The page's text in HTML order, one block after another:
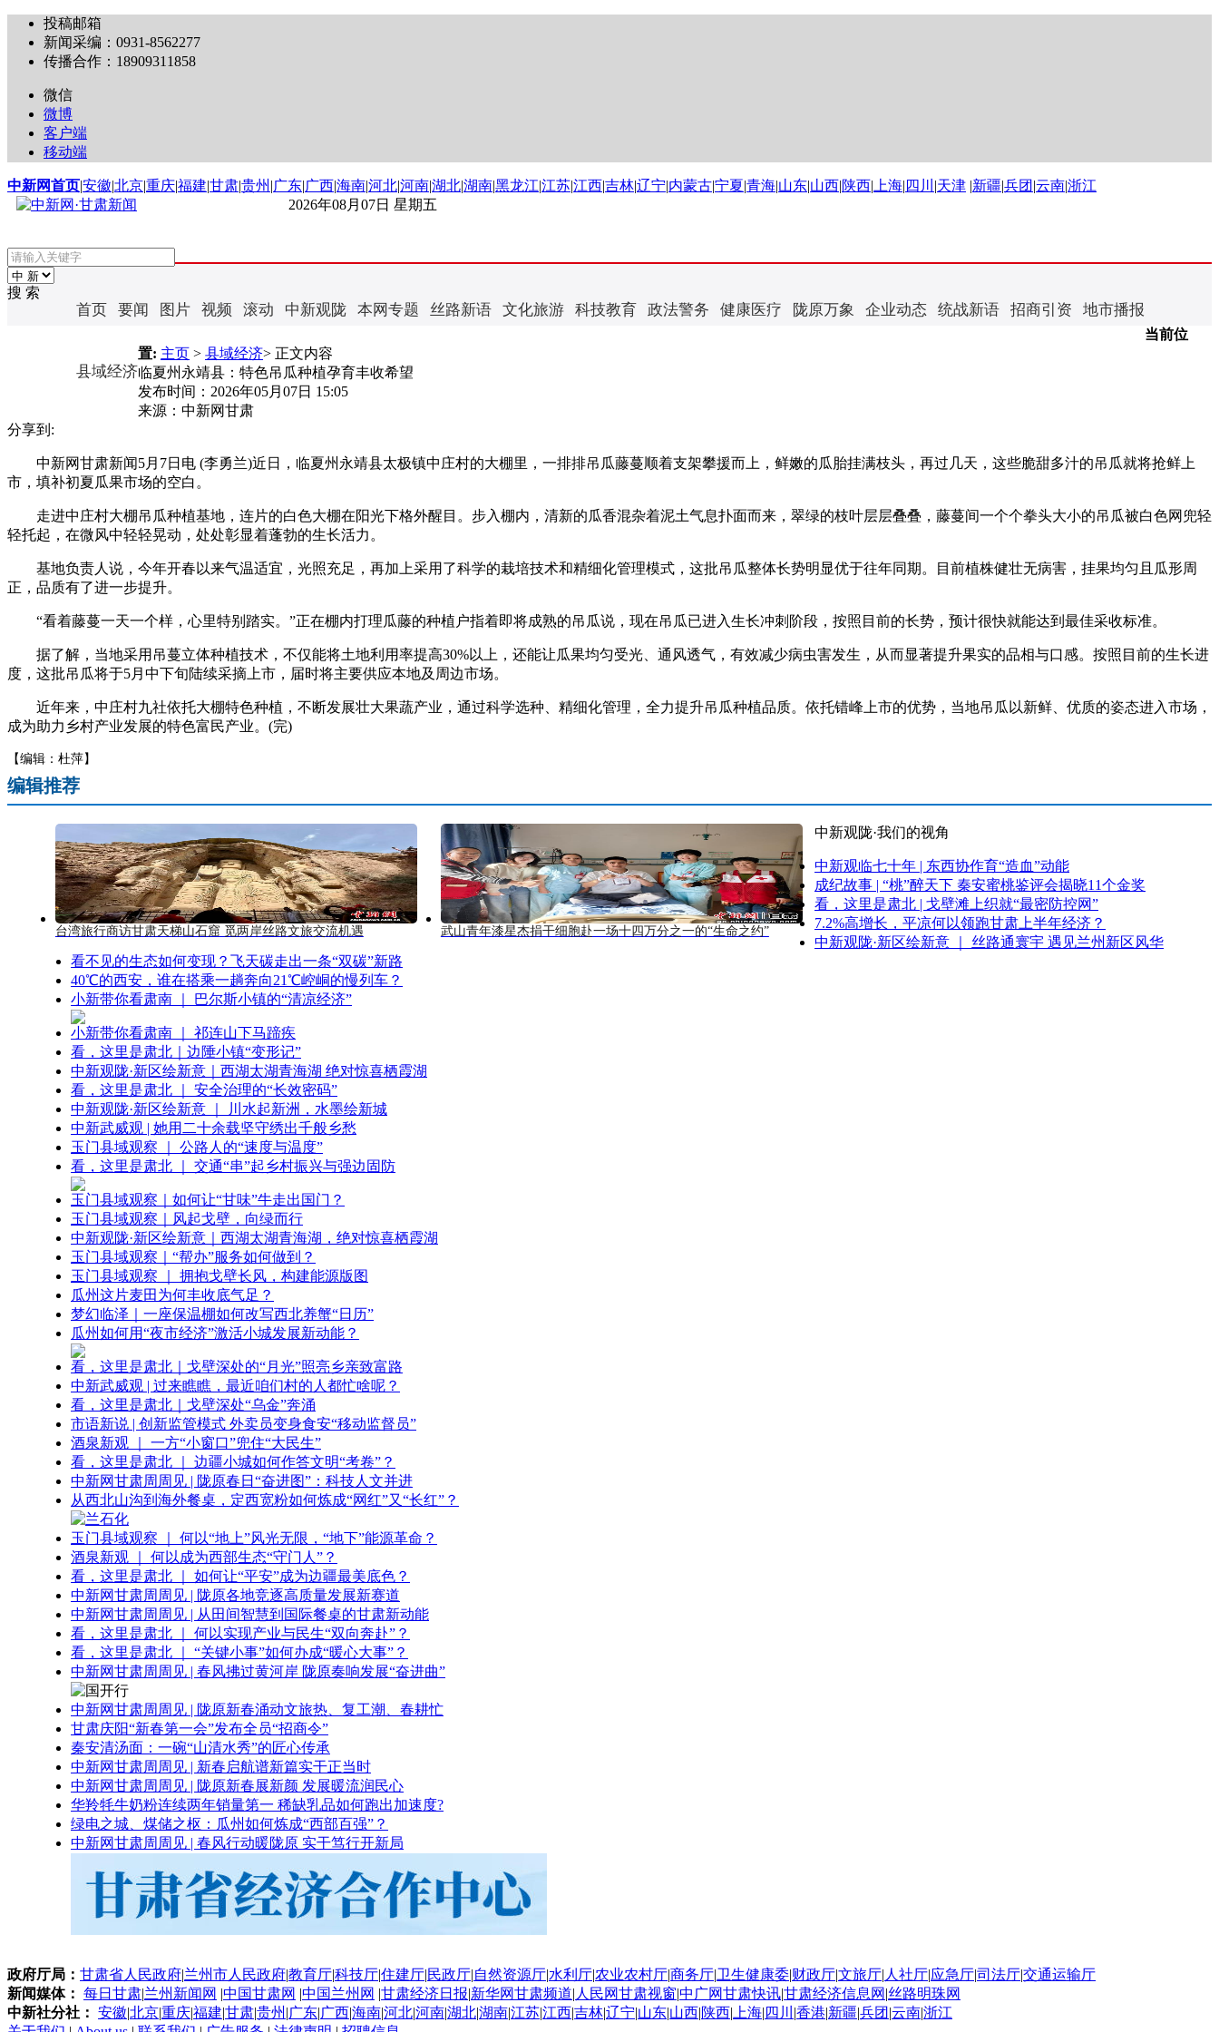
投稿邮箱
新闻采编：0931-8562277
传播合作：18909311858
微信
微博
客户端
移动端
中新网首页|安徽|北京|重庆|福建|甘肃|贵州 |广东|广西|海南|河北|河南|湖北|湖南|黑龙江|江苏|江西|吉林|辽宁|内蒙古|宁夏|青海|山东|山西|陕西| 上海| 四川 |天津 |新疆|兵团 |云南|浙江
2026年08月07日 星期五
搜 索
首页 要闻 图片 视频 滚动 中新观陇 本网专题 丝路新语 文化旅游 科技教育 政法警务 健康医疗 陇原万象 企业动态 统战新语 招商引资 地市播报
县域经济
当前位
置: 主页 > 县域经济> 正文内容
临夏州永靖县：特色吊瓜种植孕育丰收希望
发布时间： 2026年05月07日 15:05
来源： 中新网甘肃
分享到:
中新网甘肃新闻5月7日电 (李勇兰)近日，临夏州永靖县太极镇中庄村的大棚里，一排排吊瓜藤蔓顺着支架攀援而上，鲜嫩的瓜胎挂满枝头，再过几天，这些脆甜多汁的吊瓜就将抢鲜上
市，填补初夏瓜果市场的空白。
走进中庄村大棚吊瓜种植基地，连片的白色大棚在阳光下格外醒目。步入棚内，清新的瓜香混杂着泥土气息扑面而来，翠绿的枝叶层层叠叠，藤蔓间一个个拳头大小的吊瓜被白色网兜轻
轻托起，在微风中轻轻晃动，处处彰显着蓬勃的生长活力。
基地负责人说，今年开春以来气温适宜，光照充足，再加上采用了科学的栽培技术和精细化管理模式，这批吊瓜整体长势明显优于往年同期。目前植株健壮无病害，挂果均匀且瓜形周
正，品质有了进一步提升。
“看着藤蔓一天一个样，心里特别踏实。”正在棚内打理瓜藤的种植户指着即将成熟的吊瓜说，现在吊瓜已进入生长冲刺阶段，按照目前的长势，预计很快就能达到最佳采收标准。
据了解，当地采用吊蔓立体种植技术，不仅能将土地利用率提高30%以上，还能让瓜果均匀受光、通风透气，有效减少病虫害发生，从而显著提升果实的品相与口感。按照目前的生长进
度，这批吊瓜将于5月中下旬陆续采摘上市，届时将主要供应本地及周边市场。
近年来，中庄村九社依托大棚特色种植，不断发展壮大果蔬产业，通过科学选种、精细化管理，全力提升吊瓜种植品质。依托错峰上市的优势，当地吊瓜以新鲜、优质的姿态进入市场，
成为助力乡村产业发展的特色富民产业。(完)
【编辑：杜萍】
编辑推荐
台湾旅行商访甘肃天梯山石窟 觅两岸丝路文旅交流机遇 武山青年漆星杰捐干细胞赴一场十四万分之一的“生命之约”
中新观陇·我们的视角
中新观临七十年 | 东西协作育“造血”动能
成纪故事 | “桃”醉天下 秦安蜜桃鉴评会揭晓11个金奖
看，这里是肃北 | 戈壁滩上织就“最密防控网”
7.2%高增长，平凉何以领跑甘肃上半年经济？
中新观陇·新区绘新意 ｜ 丝路通寰宇 遇见兰州新区风华
看不见的生态如何变现？飞天碳走出一条“双碳”新路
40℃的西安，谁在搭乘一趟奔向21℃崆峒的慢列车？
小新带你看肃南 ｜ 巴尔斯小镇的“清凉经济”
小新带你看肃南 ｜ 祁连山下马蹄疾
看，这里是肃北｜边陲小镇“变形记”
中新观陇·新区绘新意｜西湖太湖青海湖 绝对惊喜栖霞湖
看，这里是肃北 ｜ 安全治理的“长效密码”
中新观陇·新区绘新意 ｜ 川水起新洲，水墨绘新城
中新武威观 | 她用二十余载坚守绣出千般乡愁
玉门县域观察 ｜ 公路人的“速度与温度”
看，这里是肃北 ｜ 交通“串”起乡村振兴与强边固防
玉门县域观察｜如何让“甘味”牛走出国门？
玉门县域观察｜风起戈壁，向绿而行
中新观陇·新区绘新意｜西湖太湖青海湖，绝对惊喜栖霞湖
玉门县域观察｜“帮办”服务如何做到？
玉门县域观察 ｜ 拥抱戈壁长风，构建能源版图
瓜州这片麦田为何丰收底气足？
梦幻临泽｜一座保温棚如何改写西北养蟹“日历”
瓜州如何用“夜市经济”激活小城发展新动能？
看，这里是肃北｜戈壁深处的“月光”照亮乡亲致富路
中新武威观 | 过来瞧瞧，最近咱们村的人都忙啥呢？
看，这里是肃北｜戈壁深处“乌金”奔涌
市语新说 | 创新监管模式 外卖员变身食安“移动监督员”
酒泉新观 ｜ 一方“小窗口”兜住“大民生”
看，这里是肃北 ｜ 边疆小城如何作答文明“考卷”？
中新网甘肃周周见 | 陇原春日“奋进图”：科技人文并进
从西北山沟到海外餐桌，定西宽粉如何炼成“网红”又“长红”？
玉门县域观察 ｜ 何以“地上”风光无限，“地下”能源革命？
酒泉新观 ｜ 何以成为西部生态“守门人”？
看，这里是肃北 ｜ 如何让“平安”成为边疆最美底色？
中新网甘肃周周见 | 陇原各地竞逐高质量发展新赛道
中新网甘肃周周见 | 从田间智慧到国际餐桌的甘肃新动能
看，这里是肃北 ｜ 何以实现产业与民生“双向奔赴”？
看，这里是肃北 ｜ “关键小事”如何办成“暖心大事”？
中新网甘肃周周见 | 春风拂过黄河岸 陇原奏响发展“奋进曲”
中新网甘肃周周见 | 陇原新春涌动文旅热、复工潮、春耕忙
甘肃庆阳“新春第一会”发布全员“招商令”
秦安清汤面：一碗“山清水秀”的匠心传承
中新网甘肃周周见 | 新春启航谱新篇实干正当时
中新网甘肃周周见 | 陇原新春展新颜 发展暖流润民心
华羚牦牛奶粉连续两年销量第一 稀缺乳品如何跑出加速度?
绿电之城、煤储之枢：瓜州如何炼成“西部百强”？
中新网甘肃周周见 | 春风行动暖陇原 实干笃行开新局
政府厅局： 甘肃省人民政府|兰州市人民政府|教育厅|科技厅|住建厅|民政厅|自然资源厅|水利厅|农业农村厅|商务厅|卫生健康委|财政厅|文旅厅| 人社厅|应急厅|司法厅|交通运输厅
新闻媒体： 每日甘肃|兰州新闻网 |中国甘肃网 |中国兰州网 |甘肃经济日报|新华网甘肃频道| 人民网甘肃视窗|中广网甘肃快讯|甘肃经济信息网 |丝路明珠网
中新社分社： 安徽|北京|重庆|福建|甘肃|贵州 |广东|广西|海南|河北|河南|湖北|湖南|江苏|江西|吉林|辽宁|山东|山西|陕西| 上海| 四川 |香港|新疆|兵团 |云南|浙江